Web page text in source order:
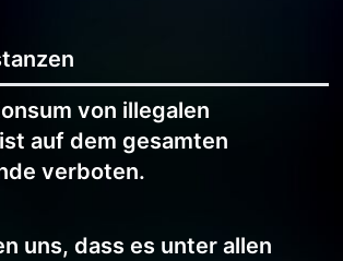
von illegalen
auf dem gesamten
verboten.
uns, dass es unter allen